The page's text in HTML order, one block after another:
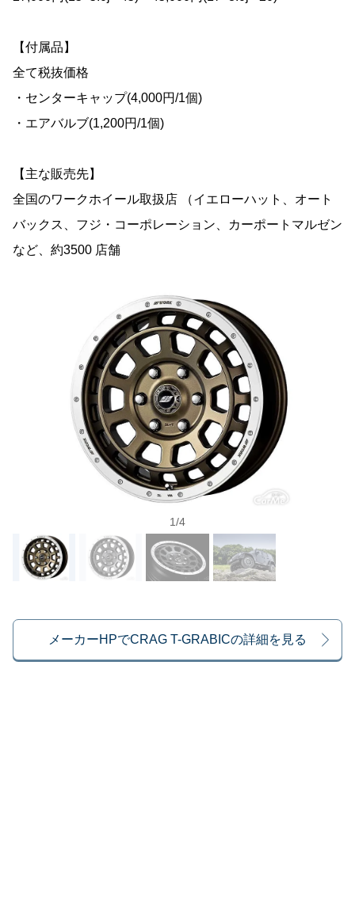
【付属品】
全て税抜価格
・センターキャップ(4,000円/1個)
・エアバルブ(1,200円/1個)
【主な販売先】
全国のワークホイール取扱店 （イエローハット、オート
バックス、フジ・コーポレーション、カーポートマルゼン
など、約3500 店舗
1/4
メーカーHPでCRAG T-GRABICの詳細を見る